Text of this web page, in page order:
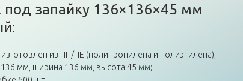
под запайку 136×136×45 мм
из ПП/ПЕ (полипропилена и полиэтилена);
мм, ширина 136 мм, высота 45 мм;